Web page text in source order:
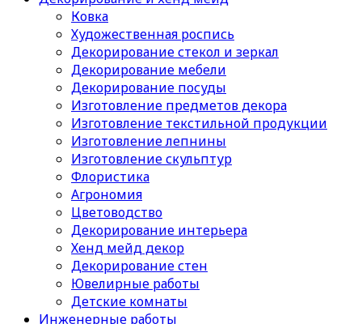
Ковка
Художественная роспись
Декорирование стекол и зеркал
Декорирование мебели
Декорирование посуды
Изготовление предметов декора
Изготовление текстильной продукции
Изготовление лепнины
Изготовление скульптур
Флористика
Агрономия
Цветоводство
Декорирование интерьера
Хенд мейд декор
Декорирование стен
Ювелирные работы
Детские комнаты
Инженерные работы